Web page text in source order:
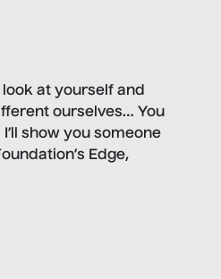
look at yourself and
ourselves… You
show you someone
Edge,